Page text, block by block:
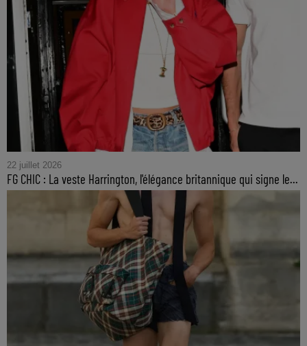
22 juillet 2026
FG CHIC : La veste Harrington, l'élégance britannique qui signe le...